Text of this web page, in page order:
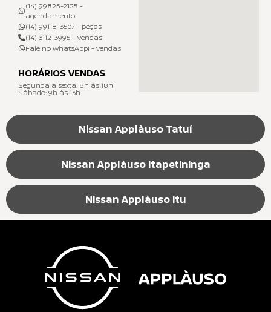
Nissan Applàuso Tatuí
Nissan Applàuso Itapetininga
Nissan Applàuso Itu
(14) 99825-2125 -
agendamento
(14) 99118-3507 - peças
(14) 3112-3995 - vendas
Fale no WhatsApp! - vendas
HORÁRIOS VENDAS
Segunda a sexta: 8h às 18h
Sábado: 9h às 13h